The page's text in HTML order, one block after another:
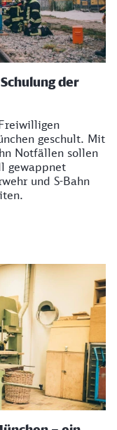
der
geschult. Mit
Notfällen sollen
gewappnet
und S-Bahn